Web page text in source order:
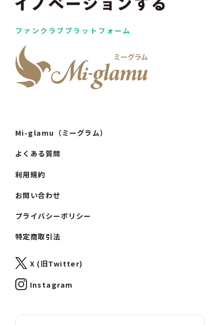
ファンクラブプラットフォーム
Mi-glamu（ミーグラム）
よくある質問
利用規約
お問い合わせ
プライバシーポリシー
特定商取引法
X (旧Twitter)
Instagram